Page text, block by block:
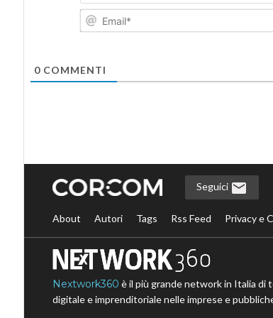
0COMMENTI
Seguici
About Autori Tags Rss Feed Privacy e
Nextwork360 è il più grande network in Italia di
digitale e imprenditoriale nelle imprese e